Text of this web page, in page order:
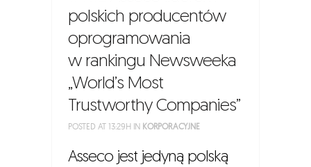
polskich producentów
oprogramowania
w rankingu Newsweeka
„World’s Most
Trustworthy Companies”
POSTED AT 13:29H IN KORPORACYJNE
Asseco jest jedyną polską